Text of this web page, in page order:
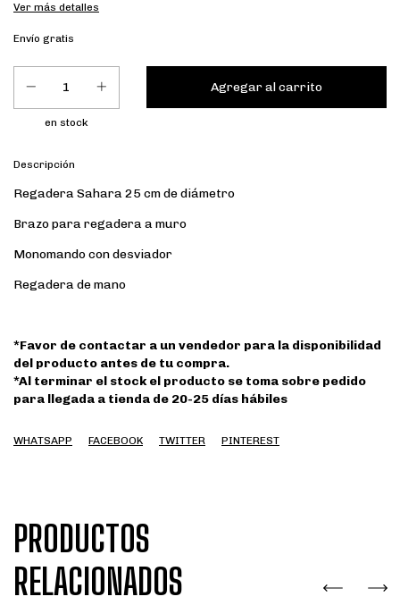
Ver más detalles
Envío gratis
en stock
Descripción
Regadera Sahara 25 cm de diámetro
Brazo para regadera a muro
Monomando con desviador
Regadera de mano
*Favor de contactar a un vendedor para la disponibilidad
del producto antes de tu compra.
*Al terminar el stock el producto se toma sobre pedido
para llegada a tienda de 20-25 días hábiles
WHATSAPP FACEBOOK TWITTER PINTEREST
PRODUCTOS
RELACIONADOS